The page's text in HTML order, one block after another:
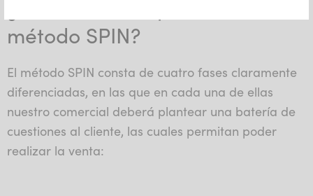
método SPIN?
El método SPIN consta de cuatro fases claramente
diferenciadas, en las que en cada una de ellas
nuestro comercial deberá plantear una batería de
cuestiones al cliente, las cuales permitan poder
realizar la venta: